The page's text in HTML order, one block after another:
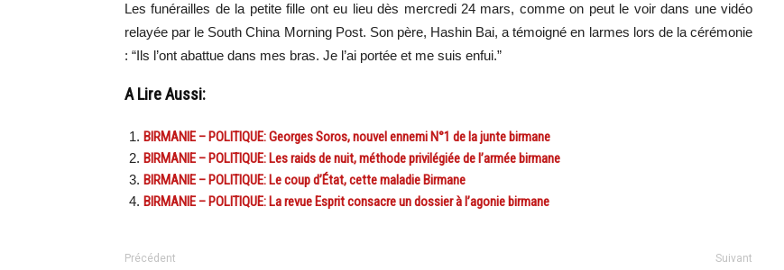
Les funérailles de la petite fille ont eu lieu dès mercredi 24 mars, comme on peut le voir dans une vidéo
relayée par le South China Morning Post. Son père, Hashin Bai, a témoigné en larmes lors de la cérémonie
: “Ils l’ont abattue dans mes bras. Je l’ai portée et me suis enfui.”
A Lire Aussi:
BIRMANIE – POLITIQUE: Georges Soros, nouvel ennemi N°1 de la junte birmane
BIRMANIE – POLITIQUE: Les raids de nuit, méthode privilégiée de l’armée birmane
BIRMANIE – POLITIQUE: Le coup d’État, cette maladie Birmane
BIRMANIE – POLITIQUE: La revue Esprit consacre un dossier à l’agonie birmane
Précédent Suivant